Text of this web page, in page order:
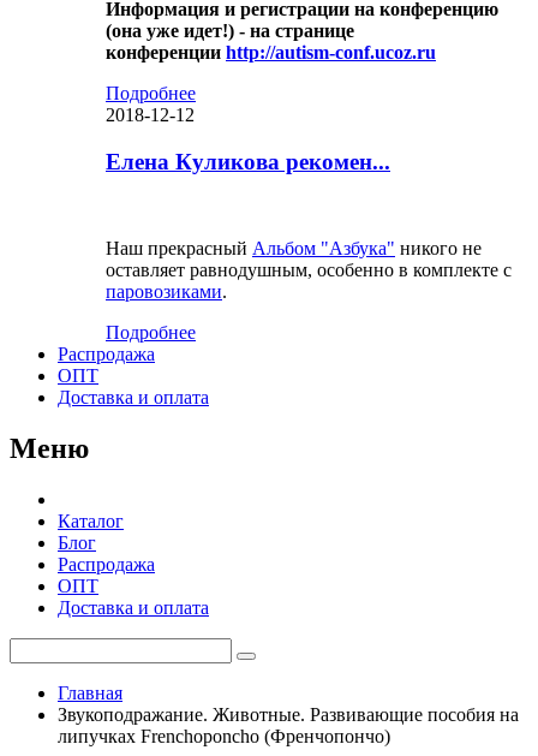
Информация и регистрации на конференцию
(она уже идет!) - на странице
конференции http://autism-conf.ucoz.ru
Подробнее
2018-12-12
Елена Куликова рекомен...
Наш прекрасный Альбом "Азбука" никого не
оставляет равнодушным, особенно в комплекте с
паровозиками.
Подробнее
Распродажа
ОПТ
Доставка и оплата
Меню
Каталог
Блог
Распродажа
ОПТ
Доставка и оплата
Главная
Звукоподражание. Животные. Развивающие пособия на
липучках Frenchoponcho (Френчопончо)